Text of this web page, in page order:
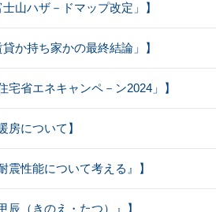
山ハザ－ドマップ改定」】
か持ち家かの最終結論」】
宅省エネキャンペ－ン2024」】
房について】
震性能について考える』】
辰（きのえ・たつ）』】